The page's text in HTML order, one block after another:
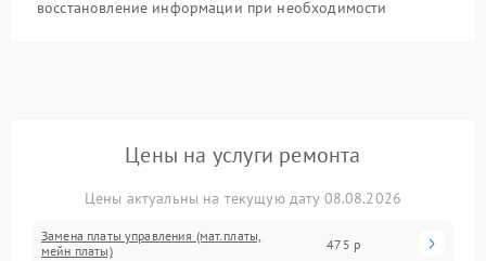
восстановление информации при необходимости
Цены на услуги ремонта
Цены актуальны на текущую дату 08.08.2026
Замена платы управления (мат.платы,
мейн платы)
475 р